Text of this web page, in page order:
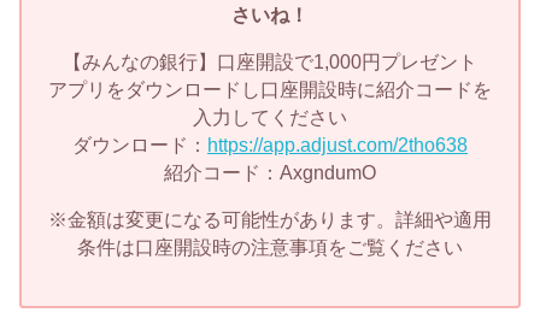
さいね！
【みんなの銀行】口座開設で1,000円プレゼント
アプリをダウンロードし口座開設時に紹介コードを
入力してください
ダウンロード： https://app.adjust.com/2tho638
紹介コード：AxgndumO
※金額は変更になる可能性があります。詳細や適用
条件は口座開設時の注意事項をご覧ください